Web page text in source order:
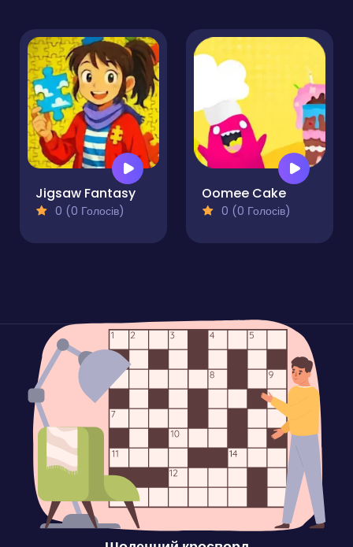
Jigsaw Fantasy
0 (0 Голосів)
Oomee Cake
0 (0 Голосів)